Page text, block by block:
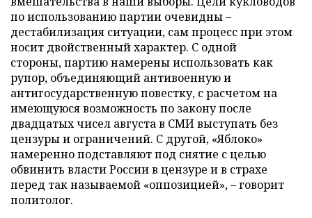
по использованию партии очевидны –
дестабилизация ситуации, сам процесс при этом
носит двойственный характер. С одной
стороны, партию намерены использовать как
рупор, объединяющий антивоенную и
антигосударственную повестку, с расчетом на
имеющуюся возможность по закону после
двадцатых чисел августа в СМИ выступать без
цензуры и ограничений. С другой, «Яблоко»
намеренно подставляют под снятие с целью
обвинить власти России в цензуре и в страхе
перед так называемой «оппозицией», – говорит
политолог.